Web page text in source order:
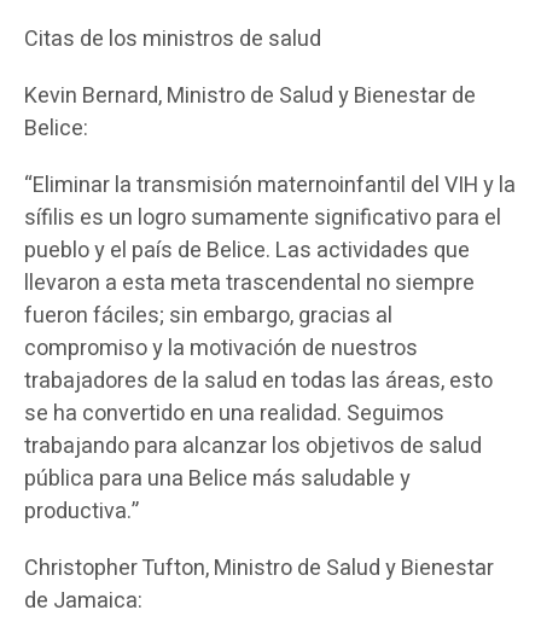
Citas de los ministros de salud
Kevin Bernard, Ministro de Salud y Bienestar de
Belice:
“Eliminar la transmisión maternoinfantil del VIH y la
sífilis es un logro sumamente significativo para el
pueblo y el país de Belice. Las actividades que
llevaron a esta meta trascendental no siempre
fueron fáciles; sin embargo, gracias al
compromiso y la motivación de nuestros
trabajadores de la salud en todas las áreas, esto
se ha convertido en una realidad. Seguimos
trabajando para alcanzar los objetivos de salud
pública para una Belice más saludable y
productiva.”
Christopher Tufton, Ministro de Salud y Bienestar
de Jamaica: